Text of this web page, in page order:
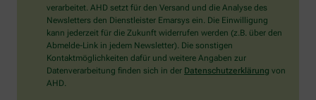
bitte
den
LKW.
verarbeitet. AHD setzt für den Versand und die Analyse des
Newsletters den Dienstleister Emarsys ein. Die Einwilligung
kann jederzeit für die Zukunft widerrufen werden (z.B. über den
Abmelde-Link in jedem Newsletter). Die sonstigen
Kontaktmöglichkeiten dafür und weitere Angaben zur
Datenverarbeitung finden sich in der Datenschutzerklärung von
AHD.